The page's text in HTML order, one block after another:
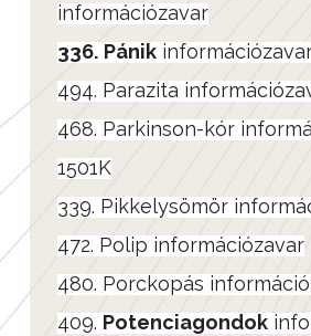
információzavar
336. Pánik
494. Parazita
468. Parkinson-kór
1501K
339. Pikkelysömör
472. Polip információzavar
480. Porckopás
409. Potenciagondok